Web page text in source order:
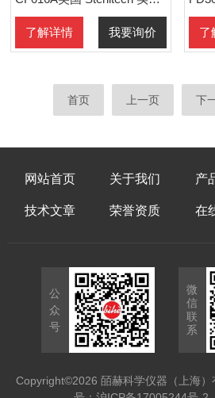
了解详情 我要询价 了
首页 上一页 下
网站首页 关于我们 产
技术文章 荣誉资质 在
公
众
号
微
信
联
系
Copyright©2026 皕赫科学仪器（上海